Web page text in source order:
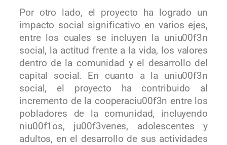
Por otro lado, el proyecto ha logrado un
impacto social significativo en varios ejes,
entre los cuales se incluyen la uniu00f3n
social, la actitud frente a la vida, los valores
dentro de la comunidad y el desarrollo del
capital social. En cuanto a la uniu00f3n
social, el proyecto ha contribuido al
incremento de la cooperaciu00f3n entre los
pobladores de la comunidad, incluyendo
niu00f1os, ju00f3venes, adolescentes y
adultos, en el desarrollo de sus actividades